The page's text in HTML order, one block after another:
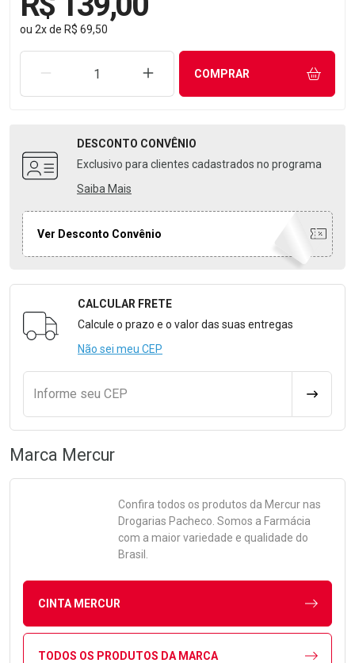
ou 2xde R$ 69,50
REMOVER UMA UNIDADEAUMENTAR UMA UNIDADE
COMPRAR
DESCONTO CONVÊNIO
Exclusivo para clientes cadastrados no programa
Saiba Mais
Ver Desconto Convênio
Formulário para Calcular o Frete
CALCULAR FRETE
Calcule o prazo e o valor das suas entregas
Não sei meu CEP
Informe seu CEP
Marca Mercur
Confira todos os produtos da Mercurnas
Drogarias Pacheco. Somos a Farmácia
com a maior variedade e qualidade do
Brasil.
CINTA MERCUR
TODOS OS PRODUTOS DA MARCA